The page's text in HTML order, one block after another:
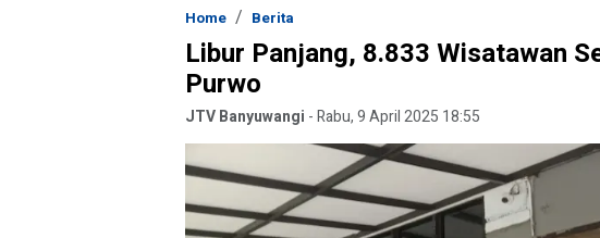
Home Berita
Libur Panjang, 8.833 Wisatawan
Purwo
JTV Banyuwangi -Rabu, 9 April 2025 18:55